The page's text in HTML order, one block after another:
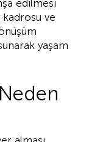
edilmesi
kadrosu ve
yaşam